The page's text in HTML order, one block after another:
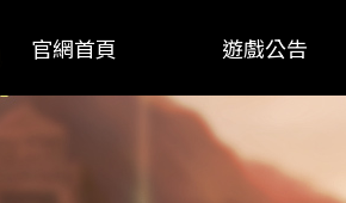
官網首頁 遊戲公告